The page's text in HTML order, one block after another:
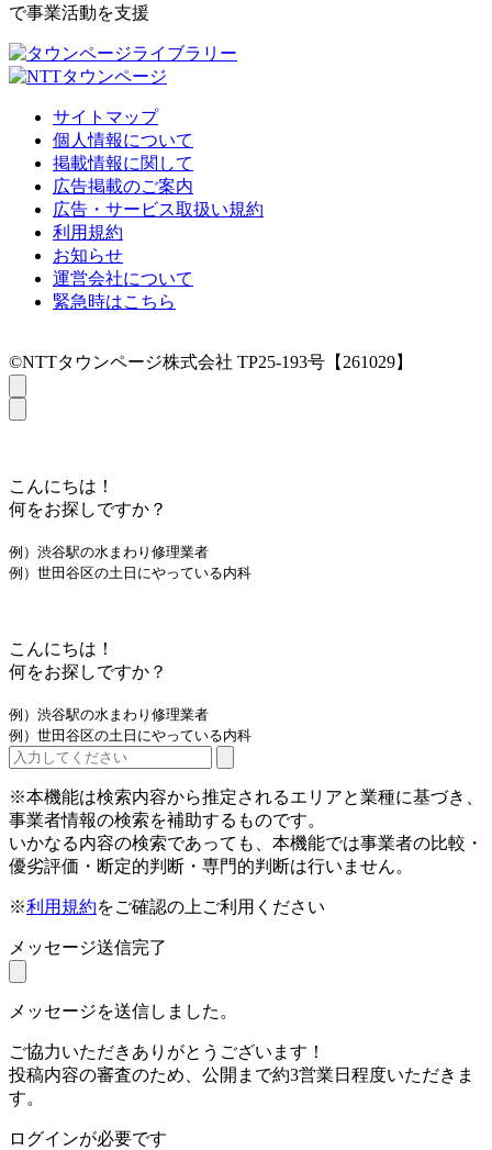
で事業活動を支援
サイトマップ
個人情報について
掲載情報に関して
広告掲載のご案内
広告・サービス取扱い規約
利用規約
お知らせ
運営会社について
緊急時はこちら
©NTTタウンページ株式会社 TP25-193号【261029】
こんにちは！
何をお探しですか？
例）渋谷駅の水まわり修理業者
例）世田谷区の土日にやっている内科
こんにちは！
何をお探しですか？
例）渋谷駅の水まわり修理業者
例）世田谷区の土日にやっている内科
※本機能は検索内容から推定されるエリアと業種に基づき、
事業者情報の検索を補助するものです。
いかなる内容の検索であっても、本機能では事業者の比較・
優劣評価・断定的判断・専門的判断は行いません。
※利用規約をご確認の上ご利用ください
メッセージ送信完了
メッセージを送信しました。
ご協力いただきありがとうございます！
投稿内容の審査のため、公開まで約3営業日程度いただきま
す。
ログインが必要です